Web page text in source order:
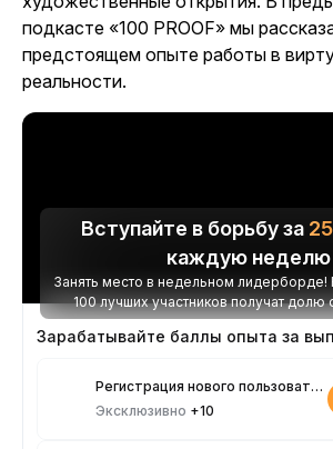
подкасте «100 PROOF» мы
предстоящем опыте работы в
реальности.
Вступайте в борьбу за
каждую неделю
Занять место в недельном
100 лучших участников получат долю
Регистрация нового пользователя
Эксклюзивно +10